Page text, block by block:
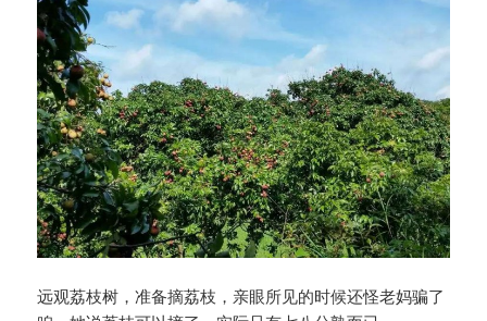
远观荔枝树，准备摘荔枝，亲眼所见的时候还怪老妈骗了